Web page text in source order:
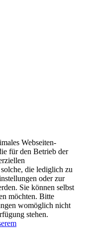
Webseiten-
für den Betrieb der
die lediglich zu
oder zur
Sie können selbst
möchten. Bitte
womöglich nicht
stehen.